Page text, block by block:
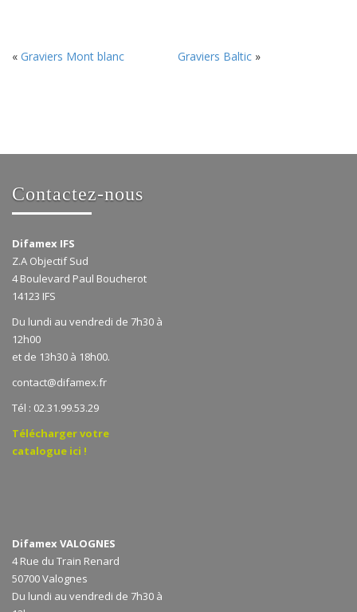
« Graviers Mont blanc Graviers Baltic»
Contactez-nous
Difamex IFS
Z.A Objectif Sud
4 Boulevard Paul Boucherot
14123 IFS
Du lundi au vendredi de 7h30 à
12h00
et de 13h30 à 18h00.
contact@difamex.fr
Tél : 02.31.99.53.29
Télécharger votre
catalogue ici !
Difamex VALOGNES
4 Rue du Train Renard
50700 Valognes
Du lundi au vendredi de 7h30 à